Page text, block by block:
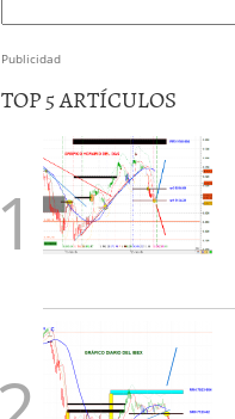
Publicidad
TOP 5 ARTÍCULOS